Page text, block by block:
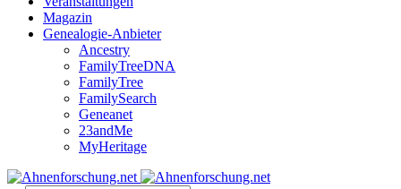
Magazin
Genealogie-Anbieter
Ancestry
FamilyTreeDNA
FamilyTree
FamilySearch
Geneanet
23andMe
MyHeritage